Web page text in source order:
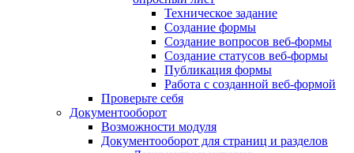
Техническое задание
Создание формы
Создание вопросов веб-формы
Создание статусов веб-формы
Публикация формы
Работа с созданной веб-формой
Проверьте себя
Документооборот
Возможности модуля
Документооборот для страниц и разделов